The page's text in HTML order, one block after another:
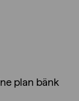
plan bänk